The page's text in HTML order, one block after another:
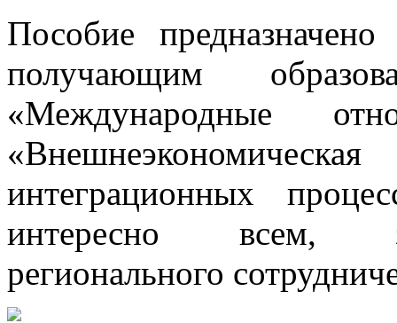
Пособие
получающим
«Международные
интеграционных
интересно всем,
регионального